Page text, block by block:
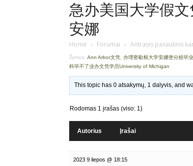
急办美国大学假
安娜
Home › Forumai › Antrasis pasaulinis
Žymos: Ann Arbor文凭 办理密歇根大学安娜堡分校毕
科毕不了业办文凭学历University of Michigan
This topic has 0 atsakymų, 1 dalyvis, and
Rodomas 1 įrašas (viso: 1)
Autorius Įrašai
2023 9 liepos @ 18:15